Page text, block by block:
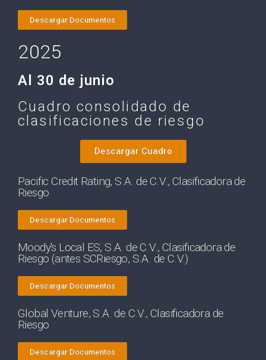
Descargar Documentos
2025
Al 30 de junio
Cuadro consolidado de
clasificaciones de riesgo
Descargar Cuadro
Pacific Credit Rating, S.A. de C.V., Clasificadora de
Riesgo
Descargar Documentos
Moody's Local ES, S.A. de C.V., Clasificadora de
Riesgo (antes SCRiesgo, S.A. de C.V.)
Descargar Documentos
Global Venture, S.A. de C.V., Clasificadora de
Riesgo
Descargar Documentos